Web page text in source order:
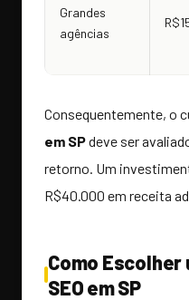
Grandes
agências
Consequentemente, o
em SPdeve ser
retorno. Um
R$40.000 em receita
Como Escolher
SEO em SP